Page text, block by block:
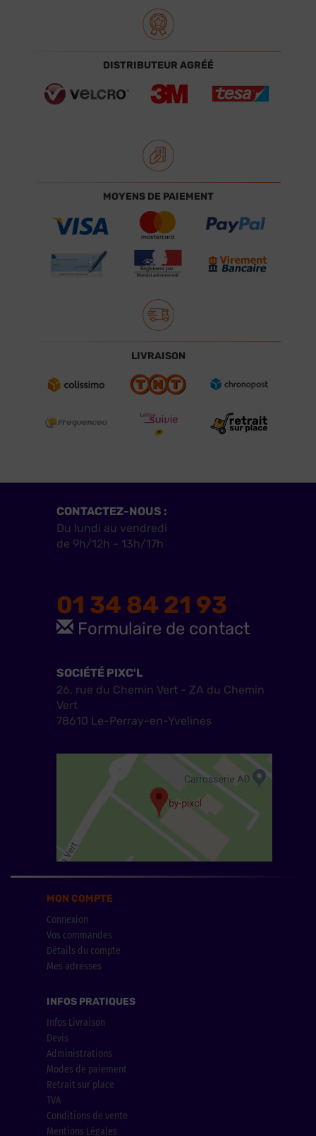
DISTRIBUTEUR AGRÉÉ
MOYENS DE PAIEMENT
LIVRAISON
CONTACTEZ-NOUS :
Du lundi au vendredi
de 9h/12h - 13h/17h
01 34 84 21 93
Formulaire de contact
SOCIÉTÉ PIXC'L
26, rue du Chemin Vert - ZA du Chemin
Vert
78610 Le-Perray-en-Yvelines
MON COMPTE
Connexion
Vos commandes
Détails du compte
Mes adresses
INFOS PRATIQUES
Infos Livraison
Devis
Administrations
Modes de paiement
Retrait sur place
TVA
Conditions de vente
Mentions Légales